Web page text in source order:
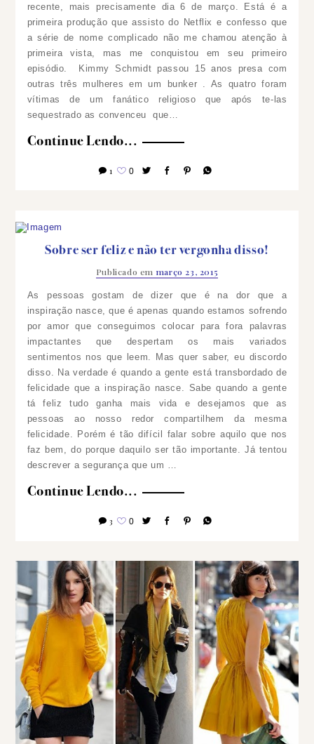
recente, mais precisamente dia 6 de março. Está é a
primeira produção que assisto do Netflix e confesso que
a série de nome complicado não me chamou atenção à
primeira vista, mas me conquistou em seu primeiro
episódio. Kimmy Schmidt passou 15 anos presa com
outras três mulheres em um bunker . As quatro foram
vítimas de um fanático religioso que após te-las
sequestrado as convenceu que…
Continue Lendo...
1 0
Sobre ser feliz e não ter vergonha disso!
Publicado em março 23, 2015
As pessoas gostam de dizer que é na dor que a
inspiração nasce, que é apenas quando estamos sofrendo
por amor que conseguimos colocar para fora palavras
impactantes que despertam os mais variados
sentimentos nos que leem. Mas quer saber, eu discordo
disso. Na verdade é quando a gente está transbordado de
felicidade que a inspiração nasce. Sabe quando a gente
tá feliz tudo ganha mais vida e desejamos que as
pessoas ao nosso redor compartilhem da mesma
felicidade. Porém é tão difícil falar sobre aquilo que nos
faz bem, do porque daquilo ser tão importante. Já tentou
descrever a segurança que um …
Continue Lendo...
3 0